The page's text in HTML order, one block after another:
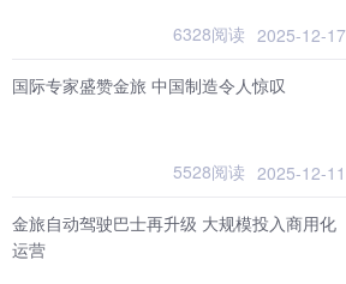
6328阅读 2025-12-17
国际专家盛赞金旅 中国制造令人惊叹
5528阅读 2025-12-11
金旅自动驾驶巴士再升级 大规模投入商用化
运营